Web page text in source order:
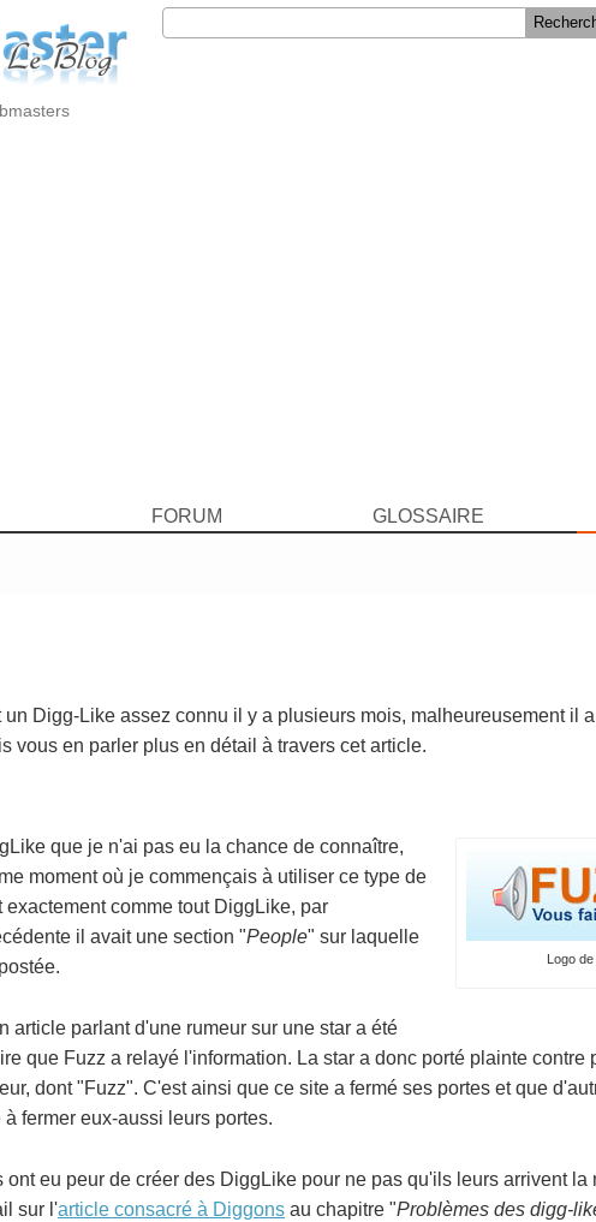
FORUM GLOSSAIRE
Digg-Like assez connu il y a plusieurs mois, malheureusement il
vous en parler plus en détail à travers cet article.
Logo
que je n'ai pas eu la chance de connaître,
moment où je commençais à utiliser ce type de
comme tout DiggLike, par
il avait une section "People" sur laquelle
article parlant d'une rumeur sur une star a été
que Fuzz a relayé l'information. La star a donc porté plainte contre
dont "Fuzz". C'est ainsi que ce site a fermé ses portes et que
fermer eux-aussi leurs portes.
ont eu peur de créer des DiggLike pour ne pas qu'ils leurs arrivent la
sur l'article consacré à Diggons au chapitre "Problèmes des digg-